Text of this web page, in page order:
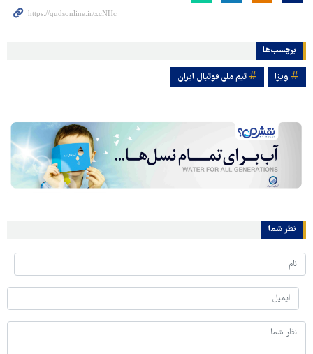
برچسب‌ها
ویزا تیم ملی فوتبال ایران
نظر شما